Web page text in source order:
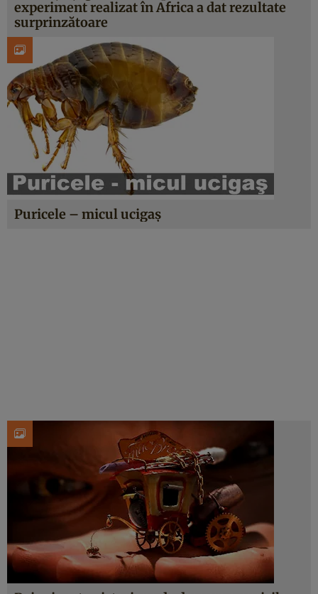
experiment realizat în Africa a dat rezultate
surprinzătoare
Puricele – micul ucigaş